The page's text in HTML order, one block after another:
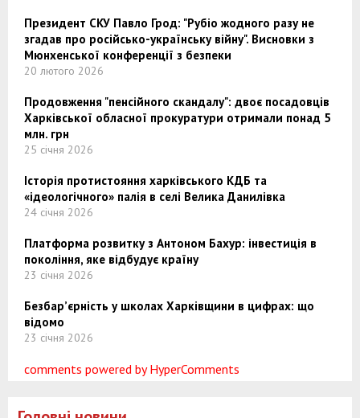
Президент СКУ Павло Грод: "Рубіо жодного разу не
згадав про російсько-українську війну". Висновки з
Мюнхенської конференції з безпеки
20 лютого 2026
Продовження "пенсійного скандалу": двоє посадовців
Харківської обласної прокуратури отримали понад 5
млн. грн
25 січня 2026
Історія протистояння харківського КДБ та
«ідеологічного» палія в селі Велика Данилівка
24 січня 2026
Платформа розвитку з Антоном Бахур: інвестиція в
покоління, яке відбудує країну
23 січня 2026
Безбар’єрність у школах Харківщини в цифрах: що
відомо
23 січня 2026
comments powered by HyperComments